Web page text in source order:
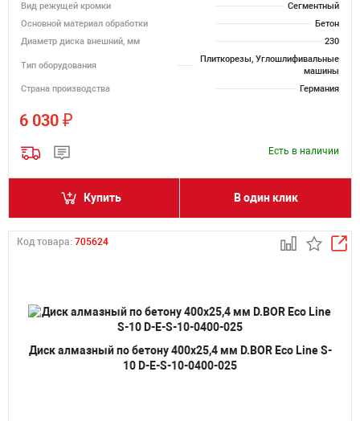
Вид режущей кромки
Сегментный
Основной материал обработки
Бетон
Диаметр диска внешний, мм
230
Тип оборудования
Плиткорезы, Углошлифивальные
машины
Страна производства
Германия
6 030 ₽
Есть в наличии
Купить В один клик
Код товара: 705624
Диск алмазный по бетону 400х25,4 мм D.BOR Eco Line S-
10 D-E-S-10-0400-025